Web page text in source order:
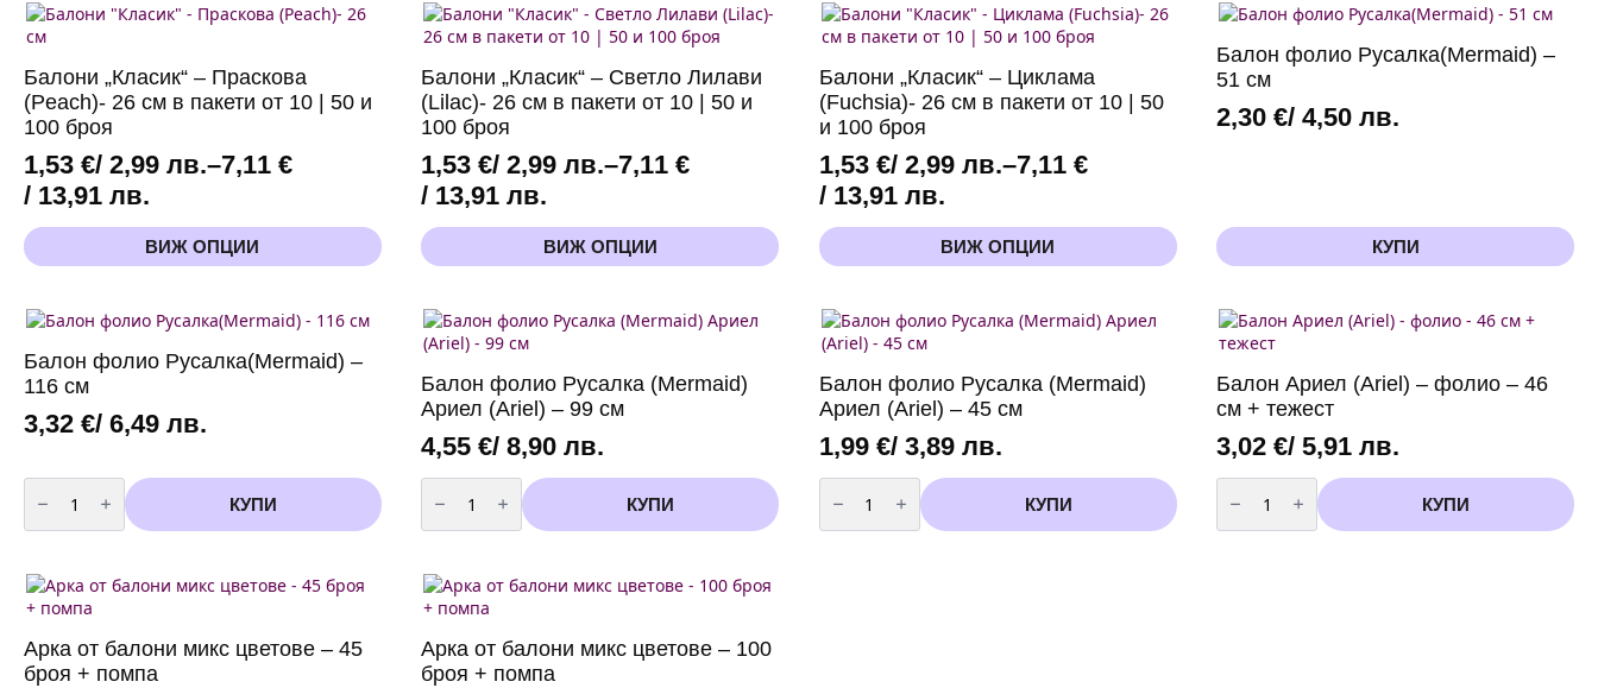
(Mermaid)
-
5
(Mermaid
Ariel)
-
броя
-
5
броя
Princess)
Ариел
(Ariel)
-
броя
Балони „Класик“ – Праскова
(Peach)- 26 см в пакети от 10 | 50 и
100 броя
1,53 €/ 2,99 лв.–7,11 €
/ 13,91 лв.
Price
range:
1,53 €
2,99 лв.
through
7,11 €
/
13,91 лв.
ВИЖ ОПЦИИ
This
product
multiple
variants.
The
options
may
be
chosen
the
product
page
Балони „Класик“ – Светло Лилави
(Lilac)- 26 см в пакети от 10 | 50 и
100 броя
1,53€/ 2,99 лв.–7,11€
/ 13,91 лв.
Price
range:
1,53 €
2,99 лв.
through
7,11 €
/
13,91 лв.
ВИЖ ОПЦИИ
This
product
multiple
variants.
The
options
may
be
chosen
on
the
product
page
Балони „Класик“ – Циклама
(Fuchsia)- 26 см в пакети от 10 | 50
и 100 броя
1,53 €/ 2,99 лв.–7,11 €
/ 13,91 лв.
Price
range:
1,53 €
2,99 лв.
through
7,11 €
/
13,91 лв.
ВИЖ ОПЦИИ
This
product
multiple
variants.
The
options
may
be
chosen
on
the
product
page
Балон фолио Русалка(Mermaid) –
51 см
2,30€/ 4,50 лв.
КУПИ
Балон фолио Русалка(Mermaid) –
116 см
3,32 €/ 6,49 лв.
количество
за
Балон
фолио
116
см
КУПИ
Балон фолио Русалка (Mermaid)
Ариел (Ariel) – 99 см
4,55€/ 8,90 лв.
количество
за
Балон
фолио
Ариел
(Ariel)
-
см
КУПИ
Балон фолио Русалка (Mermaid)
Ариел (Ariel) – 45 см
1,99 €/ 3,89 лв.
количество
за
Балон
фолио
КУПИ
Балон Ариел (Ariel) – фолио – 46
см + тежест
3,02€/ 5,91 лв.
количество
за
Балон
Ариел
КУПИ
Арка от балони микс цветове – 45
броя + помпа
Арка от балони микс цветове – 100
броя + помпа